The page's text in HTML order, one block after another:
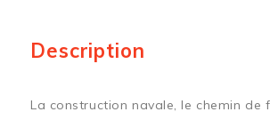
Description
La construction navale, le chemin de